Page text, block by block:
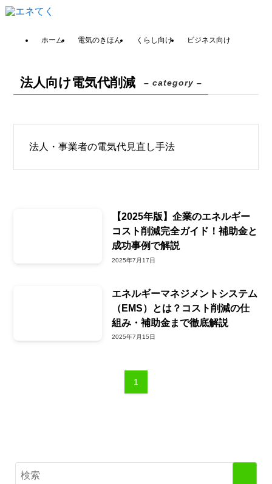
ホーム 電気のきほん くらし向け ビジネス向け
法人向け電気代削減 – category –
法人・事業者の電気代見直し手法
【2025年版】企業のエネルギー
コスト削減完全ガイド！補助金と
成功事例で解説
2025年7月17日
エネルギーマネジメントシステム
（EMS）とは？コスト削減の仕
組み・補助金まで徹底解説
2025年7月15日
1